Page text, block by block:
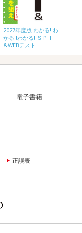
2027年度版 わかる!!わ
かる!!わかる!!ＳＰＩ
&WEBテスト
電子書籍
正誤表